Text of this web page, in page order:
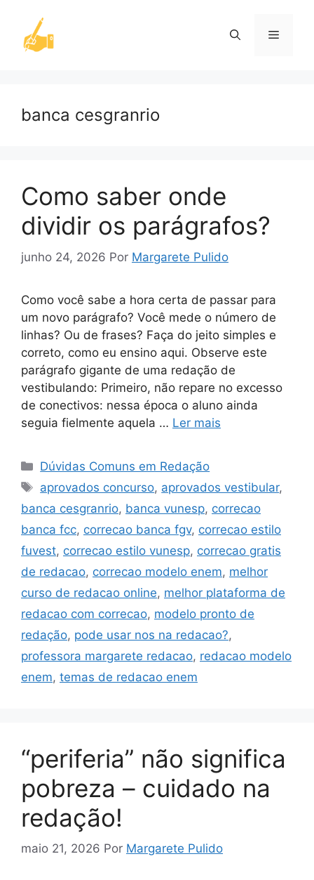
Menu
banca cesgranrio
Como saber onde
dividir os parágrafos?
junho 24, 2026 Por Margarete Pulido
Como você sabe a hora certa de passar para
um novo parágrafo? Você mede o número de
linhas? Ou de frases? Faça do jeito simples e
correto, como eu ensino aqui. Observe este
parágrafo gigante de uma redação de
vestibulando: Primeiro, não repare no excesso
de conectivos: nessa época o aluno ainda
seguia fielmente aquela … Ler mais
Categorias
Dúvidas Comuns em Redação
Tags
aprovados concurso, aprovados vestibular,
banca cesgranrio, banca vunesp, correcao
banca fcc, correcao banca fgv, correcao estilo
fuvest, correcao estilo vunesp, correcao gratis
de redacao, correcao modelo enem, melhor
curso de redacao online, melhor plataforma de
redacao com correcao, modelo pronto de
redação, pode usar nos na redacao?,
professora margarete redacao, redacao modelo
enem, temas de redacao enem
“periferia” não significa
pobreza – cuidado na
redação!
maio 21, 2026 Por Margarete Pulido